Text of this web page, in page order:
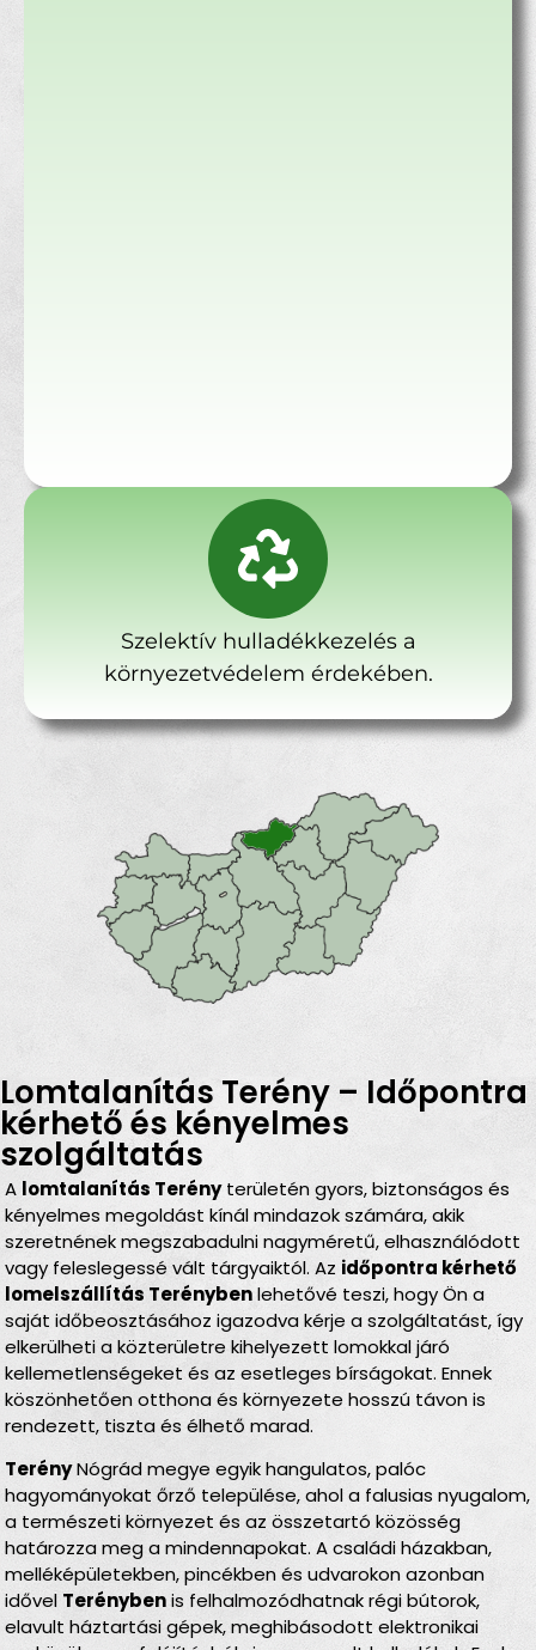
Szelektív hulladékkezelés a
környezetvédelem érdekében.
Lomtalanítás Terény – Időpontra
kérhető és kényelmes
szolgáltatás
A lomtalanítás Terényterületén gyors, biztonságos és
kényelmes megoldást kínál mindazok számára, akik
szeretnének megszabadulni nagyméretű, elhasználódott
vagy feleslegessé vált tárgyaiktól. Az időpontra kérhető
lomelszállítás Terénybenlehetővé teszi, hogy Ön a
saját időbeosztásához igazodva kérje a szolgáltatást, így
elkerülheti a közterületre kihelyezett lomokkal járó
kellemetlenségeket és az esetleges bírságokat. Ennek
köszönhetően otthona és környezete hosszú távon is
rendezett, tiszta és élhető marad.
TerényNógrád megye egyik hangulatos, palóc
hagyományokat őrző települése, ahol a falusias nyugalom,
a természeti környezet és az összetartó közösség
határozza meg a mindennapokat. A családi házakban,
melléképületekben, pincékben és udvarokon azonban
idővel Terénybenis felhalmozódhatnak régi bútorok,
elavult háztartási gépek, meghibásodott elektronikai